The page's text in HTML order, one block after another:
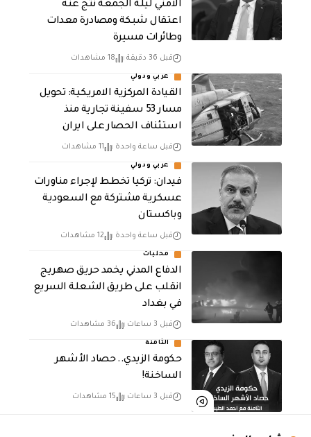
الامني ليلة الجمعة نتج عنه
اعتقال شبكة ومصادرة معدات
وطائرات مسيرة
قبل 36 دقيقة 18 مشاهدات
عربي ودولي
القيادة المركزية الامريكية: تحويل
مسار 53 سفينة تجارية منذ
استئناف الحصار على ايران
قبل ساعة واحدة 11 مشاهدات
عربي ودولي
فيدان: تركيا تخطط لإجراء مناورات
عسكرية مشتركة مع السعودية
وباكستان
قبل ساعة واحدة 12 مشاهدات
محليات
الدفاع المدني يخمد حريق صهريج
انقلب على طريق الشعلة السريع
في بغداد
قبل 3 ساعات 36 مشاهدات
الثامنة
حكومة الزيدي.. حصاد الأشهر
الساخنة!
قبل 3 ساعات 15 مشاهدات